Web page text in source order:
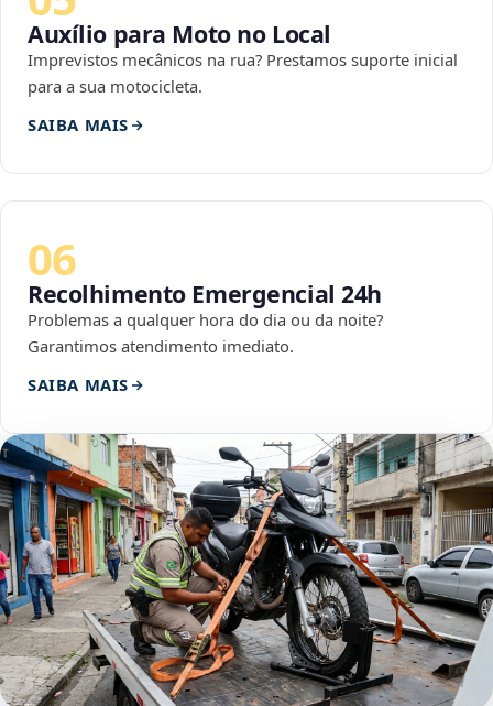
Auxílio para Moto no Local
Imprevistos mecânicos na rua? Prestamos suporte inicial
para a sua motocicleta.
SAIBA MAIS
06
Recolhimento Emergencial 24h
Problemas a qualquer hora do dia ou da noite?
Garantimos atendimento imediato.
SAIBA MAIS